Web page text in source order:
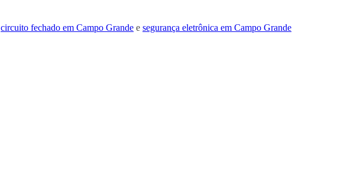
circuito fechado em Campo Grande e segurança eletrônica em Campo Grande